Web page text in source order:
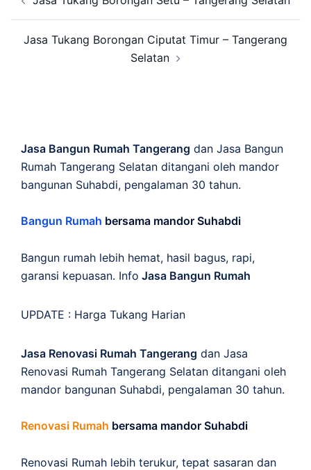
navigation
Jasa Tukang Borongan Ciputat Timur – Tangerang
Selatan
Jasa Bangun Rumah Tangerang dan Jasa Bangun
Rumah Tangerang Selatan ditangani oleh mandor
bangunan Suhabdi, pengalaman 30 tahun.
Bangun Rumah bersama mandor Suhabdi
Bangun rumah lebih hemat, hasil bagus, rapi,
garansi kepuasan. Info Jasa Bangun Rumah
UPDATE : Harga Tukang Harian
Jasa Renovasi Rumah Tangerang dan Jasa
Renovasi Rumah Tangerang Selatan ditangani oleh
mandor bangunan Suhabdi, pengalaman 30 tahun.
Renovasi Rumah bersama mandor Suhabdi
Renovasi Rumah lebih terukur, tepat sasaran dan